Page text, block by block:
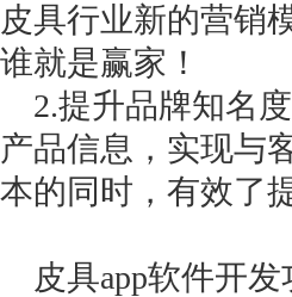
皮具行业新的营销
谁就是赢家！
2.提升品牌知名
产品信息，实现与
本的同时，有效了
皮具app软件开发